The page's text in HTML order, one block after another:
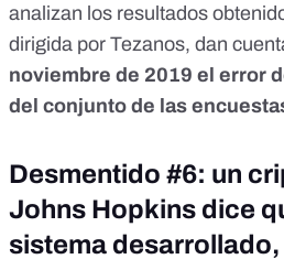
analizan los resultados
dirigida por Tezanos, dan
noviembre de 2019 el error
del conjunto de las
Desmentido #6: un
Johns Hopkins dice
sistema